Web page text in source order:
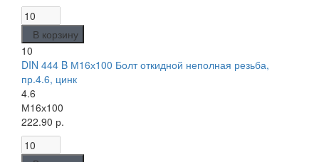
В корзину
10
DIN 444 B М16х100 Болт откидной неполная резьба,
пр.4.6, цинк
4.6
М16х100
222.90 р.